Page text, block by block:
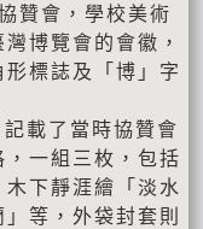
贊會，學校美術
博覽會的會徽，
標誌及「博」字
載了當時協贊會
一組三枚，包括
下靜涯繪「淡水
等，外袋封套則